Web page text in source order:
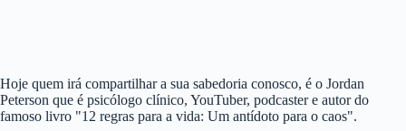
Hoje quem irá compartilhar a sua sabedoria conosco, é o Jordan
Peterson que é psicólogo clínico, YouTuber, podcaster e autor do
famoso livro "12 regras para a vida: Um antídoto para o caos".